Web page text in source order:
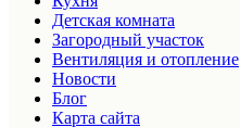
Детская комната
Загородный участок
Вентиляция и отопление
Новости
Блог
Карта сайта